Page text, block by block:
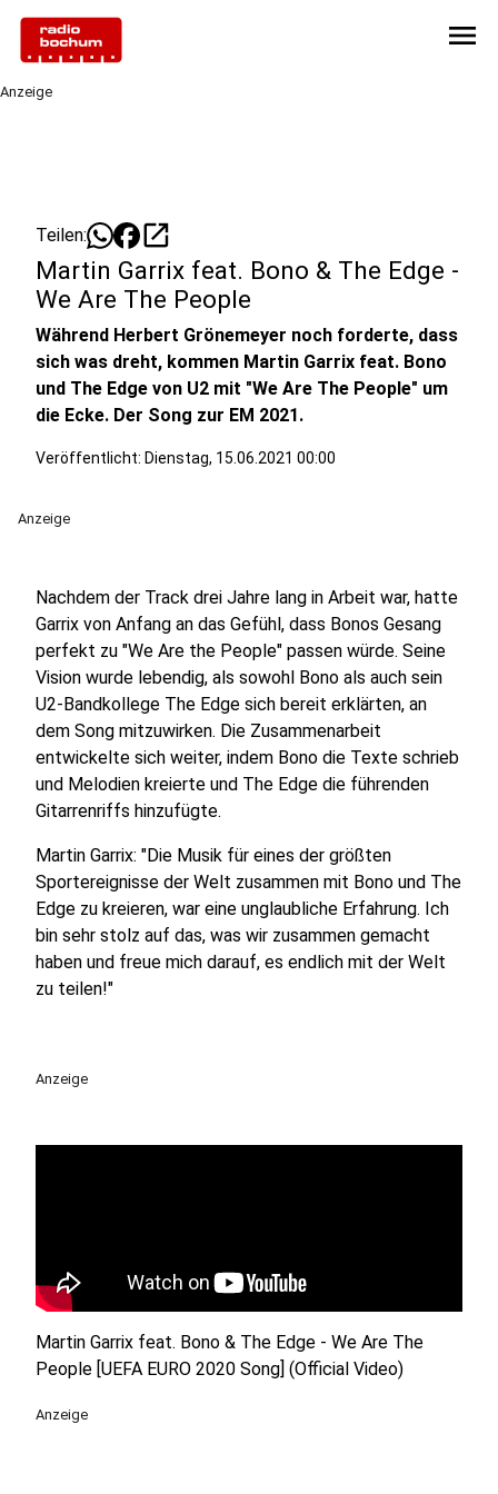
menu
Anzeige
Teilen: open_in_new
Martin Garrix feat. Bono & The Edge -
We Are The People
Während Herbert Grönemeyer noch forderte, dass
sich was dreht, kommen Martin Garrix feat. Bono
und The Edge von U2 mit "We Are The People" um
die Ecke. Der Song zur EM 2021.
Veröffentlicht: Dienstag, 15.06.2021 00:00
Anzeige
Nachdem der Track drei Jahre lang in Arbeit war, hatte
Garrix von Anfang an das Gefühl, dass Bonos Gesang
perfekt zu "We Are the People" passen würde. Seine
Vision wurde lebendig, als sowohl Bono als auch sein
U2-Bandkollege The Edge sich bereit erklärten, an
dem Song mitzuwirken. Die Zusammenarbeit
entwickelte sich weiter, indem Bono die Texte schrieb
und Melodien kreierte und The Edge die führenden
Gitarrenriffs hinzufügte.
Martin Garrix: "Die Musik für eines der größten
Sportereignisse der Welt zusammen mit Bono und The
Edge zu kreieren, war eine unglaubliche Erfahrung. Ich
bin sehr stolz auf das, was wir zusammen gemacht
haben und freue mich darauf, es endlich mit der Welt
zu teilen!"
Anzeige
Martin Garrix feat. Bono & The Edge - We Are The
People [UEFA EURO 2020 Song] (Official Video)
Anzeige